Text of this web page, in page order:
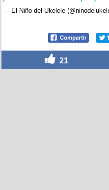
— El Niño del Ukelele
21